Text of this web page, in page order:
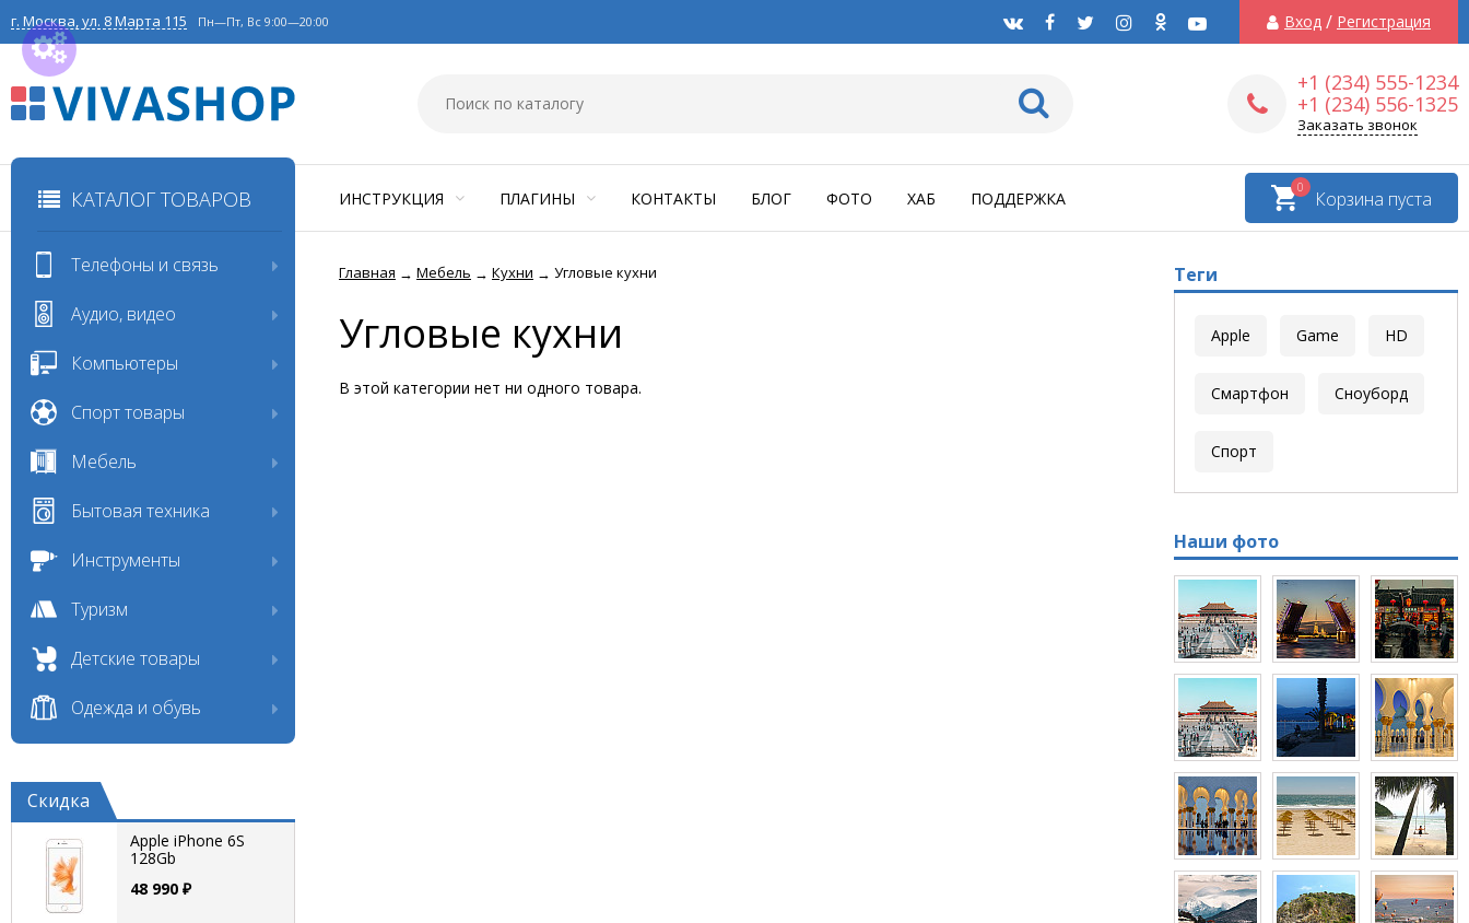
г. Москва, ул. 8 Марта 115 Пн—Пт, Вс 9:00—20:00 Вход / Регистрация
+1 (234) 555-1234
+1 (234) 556-1325
Заказать звонок
КАТАЛОГ ТОВАРОВ Корзина пуста
0
ИНСТРУКЦИЯ ПЛАГИНЫ КОНТАКТЫ БЛОГ ФОТО ХАБ ПОДДЕРЖКА
Главная → Мебель → Кухни → Угловые кухни
Угловые кухни
В этой категории нет ни одного товара.
Телефоны и связь
Аудио, видео
Компьютеры
Спорт товары
Мебель
Бытовая техника
Инструменты
Туризм
Детские товары
Одежда и обувь
Скидка
Apple iPhone 6S
128Gb
48 990 ₽
Теги
Apple Game HD
Смартфон Сноуборд
Спорт
Наши фото